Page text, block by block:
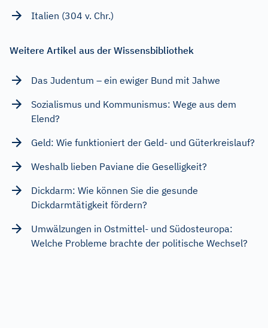
Italien (304 v. Chr.)
Weitere Artikel aus der Wissensbibliothek
Das Judentum – ein ewiger Bund mit Jahwe
Sozialismus und Kommunismus: Wege aus dem
Elend?
Geld: Wie funktioniert der Geld- und Güterkreislauf?
Weshalb lieben Paviane die Geselligkeit?
Dickdarm: Wie können Sie die gesunde
Dickdarmtätigkeit fördern?
Umwälzungen in Ostmittel- und Südosteuropa:
Welche Probleme brachte der politische Wechsel?